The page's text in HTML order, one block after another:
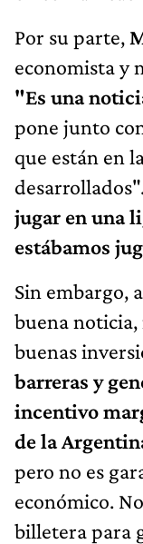
Por su parte,
economista y
"Es una
pone junto
que están en
jugar en una
estábamos
Sin embargo,
buena noticia,
buenas
barreras y
incentivo
de la
pero no es
económico.
billetera para